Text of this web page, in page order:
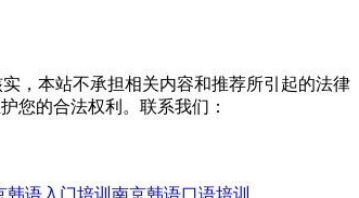
，本站不承担相关内容和推荐所引起的法律
您的合法权利。联系我们：